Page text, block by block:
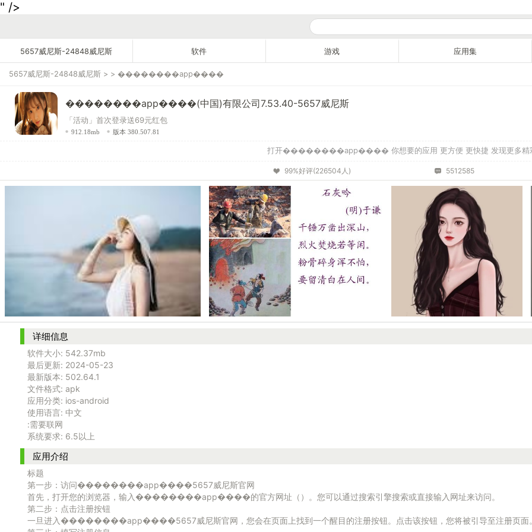
" />
5657威尼斯-24848威尼斯 软件 游戏 应用集
5657威尼斯-24848威尼斯 > > ��������app����
��������app����(中国)有限公司7.53.40-5657威尼斯
「活动」首次登录送69元红包
912.18mb 版本 380.507.81
打开��������app���� 你想要的应用 更方便 更快捷 发现更多精
99%好评(226504人) 5512585
详细信息
软件大小: 542.37mb
最后更新: 2024-05-23
最新版本: 502.64.1
文件格式: apk
应用分类: ios-android
使用语言: 中文
:需要联网
系统要求: 6.5以上
应用介绍
标题
第一步：访问��������app����5657威尼斯官网
首先，打开您的浏览器，输入��������app����的官方网址（）。您可以通过搜索引擎搜索或直接输入网址来访问。
第二步：点击注册按钮
一旦进入��������app����5657威尼斯官网，您会在页面上找到一个醒目的注册按钮。点击该按钮，您将被引导至注册页面